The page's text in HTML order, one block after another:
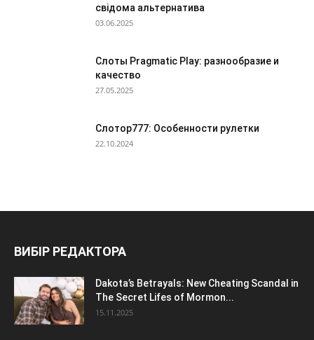
свідома альтернатива
03.06.2025
Слоты Pragmatic Play: разнообразие и
качество
27.05.2025
Слотор777: Особенности рулетки
22.10.2024
ВИБІР РЕДАКТОРА
Dakota’s Betrayals: New Cheating Scandal in
The Secret Lifes of Mormon...
15.11.2025